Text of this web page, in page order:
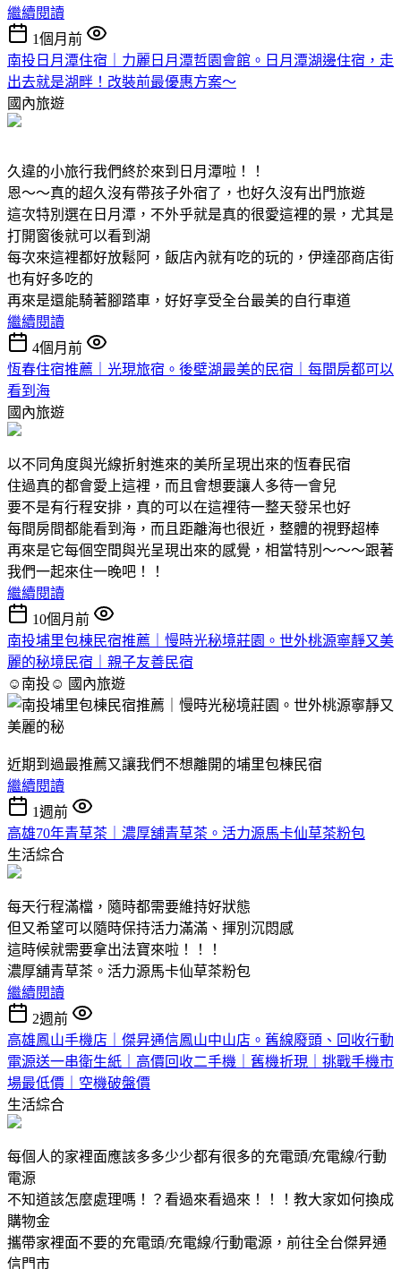
繼續閱讀
1個月前
南投日月潭住宿｜力麗日月潭哲園會館。日月潭湖邊住宿，走
出去就是湖畔！改裝前最優惠方案～
國內旅遊
久違的小旅行我們終於來到日月潭啦！！
恩～～真的超久沒有帶孩子外宿了，也好久沒有出門旅遊
這次特別選在日月潭，不外乎就是真的很愛這裡的景，尤其是
打開窗後就可以看到湖
每次來這裡都好放鬆阿，飯店內就有吃的玩的，伊達邵商店街
也有好多吃的
再來是還能騎著腳踏車，好好享受全台最美的自行車道
繼續閱讀
4個月前
恆春住宿推薦｜光現旅宿。後壁湖最美的民宿｜每間房都可以
看到海
國內旅遊
以不同角度與光線折射進來的美所呈現出來的恆春民宿
住過真的都會愛上這裡，而且會想要讓人多待一會兒
要不是有行程安排，真的可以在這裡待一整天發呆也好
每間房間都能看到海，而且距離海也很近，整體的視野超棒
再來是它每個空間與光呈現出來的感覺，相當特別～～～跟著
我們一起來住一晚吧！！
繼續閱讀
10個月前
南投埔里包棟民宿推薦｜慢時光秘境莊園。世外桃源寧靜又美
麗的秘境民宿｜親子友善民宿
☺南投☺ 國內旅遊
近期到過最推薦又讓我們不想離開的埔里包棟民宿
繼續閱讀
1週前
高雄70年青草茶｜濃厚舖青草茶。活力源馬卡仙草茶粉包
生活綜合
每天行程滿檔，隨時都需要維持好狀態
但又希望可以隨時保持活力滿滿、揮別沉悶感
這時候就需要拿出法寶來啦！！！
濃厚舖青草茶。活力源馬卡仙草茶粉包
繼續閱讀
2週前
高雄鳳山手機店｜傑昇通信鳳山中山店。舊線廢頭、回收行動
電源送一串衛生紙｜高價回收二手機｜舊機折現｜挑戰手機市
場最低價｜空機破盤價
生活綜合
每個人的家裡面應該多多少少都有很多的充電頭/充電線/行動
電源
不知道該怎麼處理嗎！？看過來看過來！！！教大家如何換成
購物金
攜帶家裡面不要的充電頭/充電線/行動電源，前往全台傑昇通
信門市